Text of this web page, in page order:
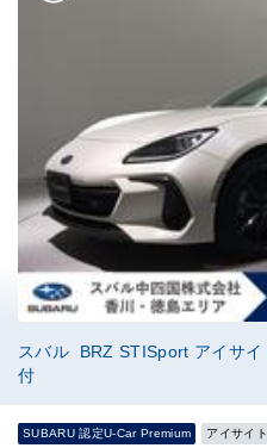
スバル BRZ STISport アイサ
付
SUBARU 認定U-Car Premium アイサイ